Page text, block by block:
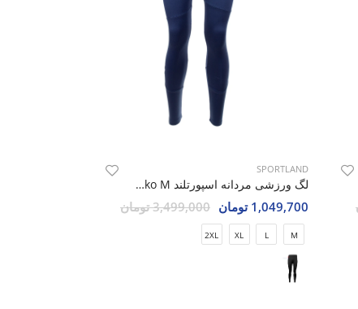
SPORTLAND
لگ ورزشی مردانه اسپورتلند Franko M
1,049,700 تومان 3,499,000 تومان
M
L
XL
2XL